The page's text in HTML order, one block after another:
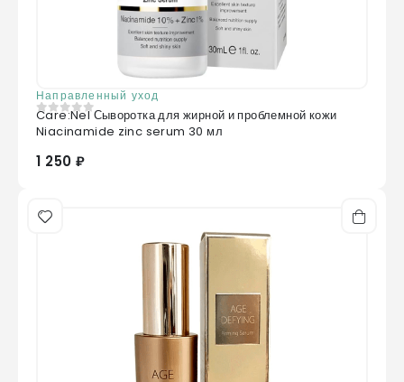
Направленный уход
0из 5
Care:Nel Сыворотка для жирной и проблемной кожи
Niacinamide zinc serum 30 мл
1 250 ₽